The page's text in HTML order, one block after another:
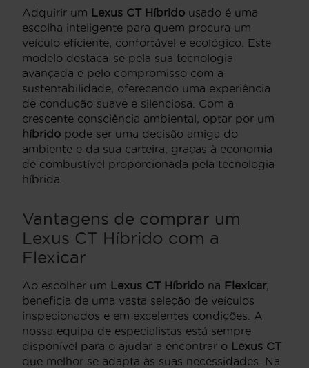
Adquirir um Lexus CT Híbrido usado é uma
escolha inteligente para quem procura um
veículo eficiente, confortável e ecológico. Este
modelo destaca-se pela sua tecnologia
avançada e pelo compromisso com a
sustentabilidade, oferecendo uma experiência
de condução suave e silenciosa. Com a
crescente consciência ambiental, optar por um
híbrido pode ser uma decisão amiga do
ambiente e da sua carteira, graças à economia
de combustível proporcionada pela tecnologia
híbrida.
Vantagens de comprar um
Lexus CT Híbrido com a
Flexicar
Ao escolher um Lexus CT Híbrido na Flexicar,
beneficia de uma vasta seleção de veículos
inspecionados e em excelentes condições. A
nossa equipa de especialistas está sempre
disponível para o ajudar a encontrar o Lexus CT
que melhor se adapta às suas necessidades. Na